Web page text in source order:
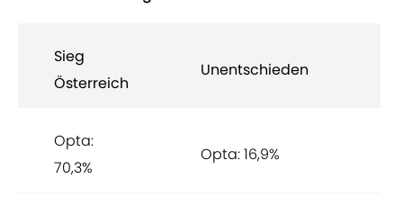
Sieg
Österreich
Unentschieden
Opta:
70,3%
Opta: 16,9%